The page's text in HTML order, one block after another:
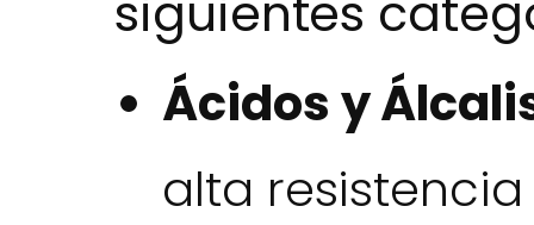
siguientes
Ácidos y
alta